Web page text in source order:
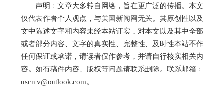
声明：文章大多转自网络，旨在更广泛的传播。本文
仅代表作者个人观点，与美国新闻网无关。其原创性以及
文中陈述文字和内容未经本站证实，对本文以及其中全部
或者部分内容、文字的真实性、完整性、及时性本站不作
任何保证或承诺，请读者仅作参考，并请自行核实相关内
容。如有稿件内容、版权等问题请联系删除。联系邮箱：
uscntv@outlook.com。